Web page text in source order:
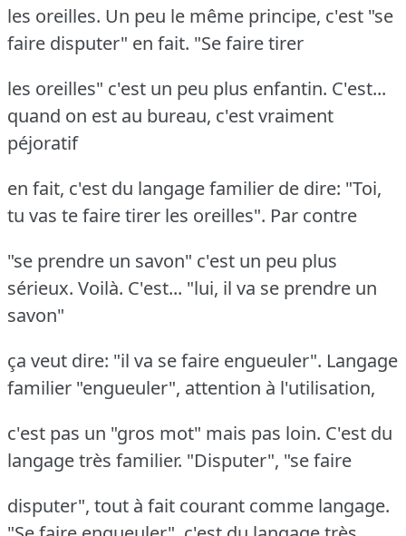
les oreilles. Un peu le même principe, c'est "se
faire disputer" en fait. "Se faire tirer
les oreilles" c'est un peu plus enfantin. C'est...
quand on est au bureau, c'est vraiment
péjoratif
en fait, c'est du langage familier de dire: "Toi,
tu vas te faire tirer les oreilles". Par contre
"se prendre un savon" c'est un peu plus
sérieux. Voilà. C'est... "lui, il va se prendre un
savon"
ça veut dire: "il va se faire engueuler". Langage
familier "engueuler", attention à l'utilisation,
c'est pas un "gros mot" mais pas loin. C'est du
langage très familier. "Disputer", "se faire
disputer", tout à fait courant comme langage.